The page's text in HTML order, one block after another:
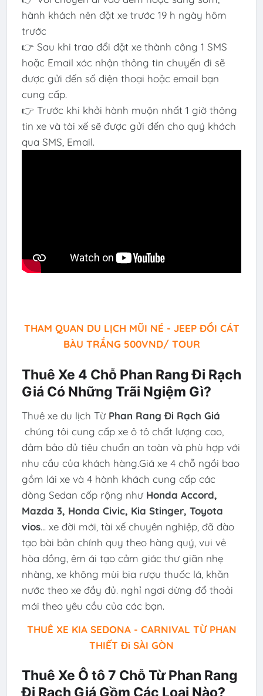
hành khách nên đặt xe trước 19 h ngày hôm
trước
👉 Sau khi trao đổi đặt xe thành công 1 SMS
hoặc Email xác nhận thông tin chuyến đi sẽ
được gửi đến số điện thoại hoặc email bạn
cung cấp.
👉 Trước khi khởi hành muộn nhất 1 giờ thông
tin xe và tài xế sẽ được gửi đến cho quý khách
qua SMS, Email.
THAM QUAN DU LỊCH MŨI NÉ - JEEP ĐỒI CÁT
BÀU TRẮNG 500VND/ TOUR
Thuê Xe 4 Chỗ Phan Rang Đi Rạch
Giá Có Những Trãi Ngiệm Gì?
Thuê xe du lịch Từ Phan Rang Đi Rạch Giá
chúng tôi cung cấp xe ô tô chất lượng cao,
đảm bảo đủ tiêu chuẩn an toàn và phù hợp với
nhu cầu của khách hàng.Giá xe 4 chỗ ngồi bao
gồm lái xe và 4 hành khách cung cấp các
dòng Sedan cốp rộng như Honda Accord,
Mazda 3, Honda Civic, Kia Stinger, Toyota
vios... xe đời mới, tài xế chuyên nghiệp, đã đào
tạo bài bản chính quy theo hàng quý, vui vẻ
hòa đồng, êm ái tạo cảm giác thư giãn nhẹ
nhàng, xe không mùi bia rượu thuốc lá, khăn
nước theo xe đầy đủ. nghỉ ngơi dừng đổ thoải
mái theo yêu cầu của các bạn.
THUÊ XE KIA SEDONA - CARNIVAL TỪ PHAN
THIẾT Đi SÀI GÒN
Thuê Xe Ô tô 7 Chỗ Từ Phan Rang
Đi Rạch Giá Gồm Các Loại Nào?